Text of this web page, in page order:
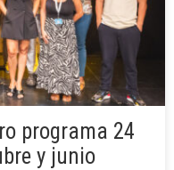
programa 24
y junio